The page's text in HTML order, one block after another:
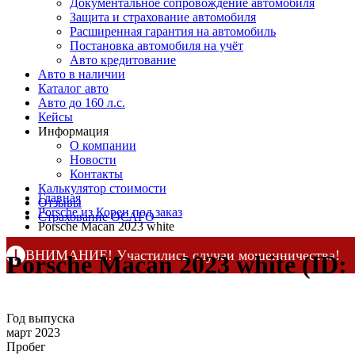
Документальное сопровождение автомобиля
Защита и страхование автомобиля
Расширенная гарантия на автомобиль
Постановка автомобиля на учёт
Авто кредитование
Авто в наличии
Каталог авто
Авто до 160 л.с.
Кейсы
Информация
О компании
Новости
Контакты
Калькулятор стоимости
Отзывы
Страхование ОСАГО
ВНИМАНИЕ! Участились случаи мошенничества!
Компания DSS Group принимает оплату за свои
Главная
Porsche из Кореи под заказ
Porsche Macan 2023 white
Porsche Macan 2023 white (ID:
Год выпуска
март 2023
Пробег